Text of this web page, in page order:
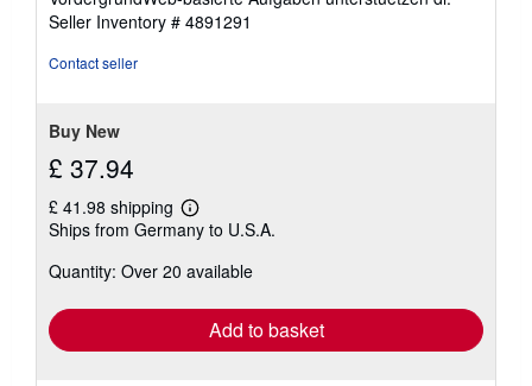
Seller Inventory # 4891291
Contact seller
Buy New
£ 37.94
£ 41.98 shipping
Learn
more
shipping
Ships from Germany to U.S.A.
Quantity: Over 20 available
Add to basket